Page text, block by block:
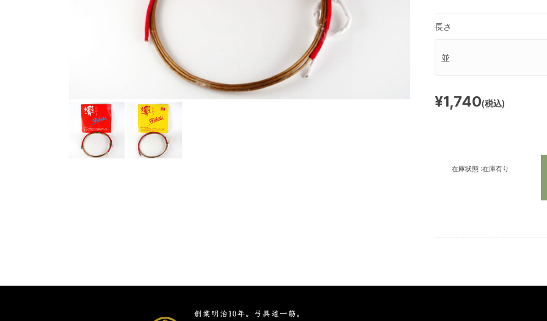
長さ
在庫状態 :在庫有り
¥1,740(税込)